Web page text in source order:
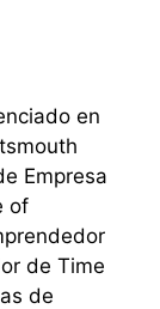
en
Empresa
of
de Time
de